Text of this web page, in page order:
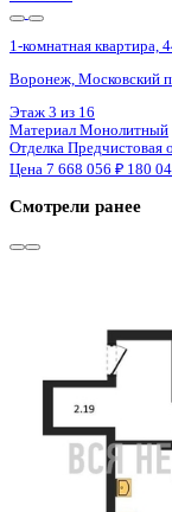
3 кв 2030
1-комнатная
Воронеж,
Этаж 20 из 23
Отделка